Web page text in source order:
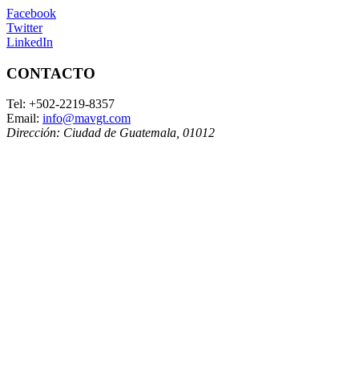
Facebook
Twitter
LinkedIn
CONTACTO
Tel: +502-2219-8357
Email: info@mavgt.com
Dirección: Ciudad de Guatemala 01012